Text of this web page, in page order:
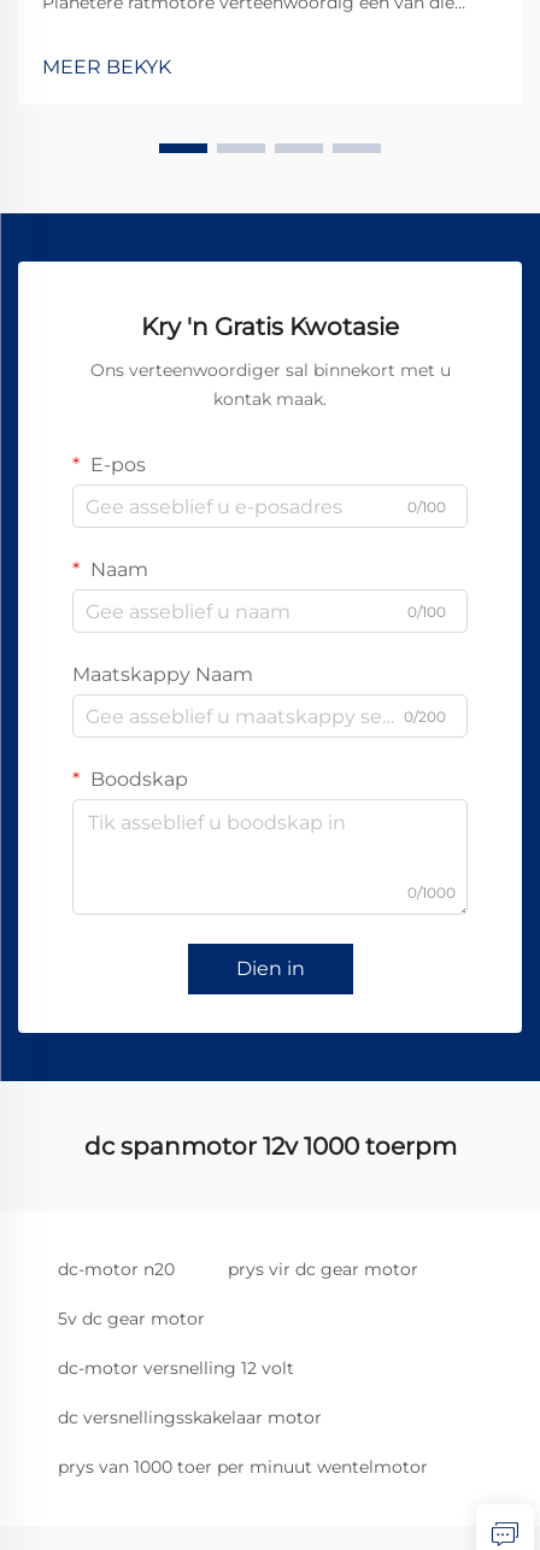
maar kragtige meganismes het die manier hoe...
MEER BEKYK
Kry 'n Gratis Kwotasie
Ons verteenwoordiger sal binnekort met u
kontak maak.
E-pos
0/100
Naam
0/100
Maatskappy Naam
0/200
Boodskap
0/1000
Dien in
dc spanmotor 12v 1000 toerpm
dc-motor n20 prys vir dc gear motor
5v dc gear motor
dc-motor versnelling 12 volt
dc versnellingsskakelaar motor
prys van 1000 toer per minuut wentelmotor